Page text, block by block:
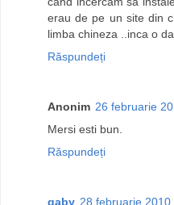
erau de pe un site din
limba chineza ..inca o
Răspundeți
Anonim 26 februarie
Mersi esti bun.
Răspundeți
gaby 28 februarie 2010